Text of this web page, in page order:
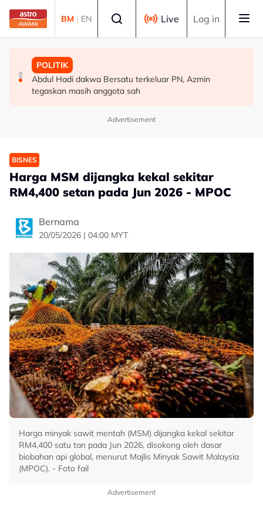
Skip to main content
BM | EN Live Log in
MALAYSIA
[TERKINI] RCI Tabung Haji: LHDN serbu tiga premis
milik bekas kepimpinan tertinggi TH
BISNES
Selangor umum RS-2, sasar nilai ekonomi RM600 bilion
menjelang 2030 - Amirudin
POLITIK
Abdul Hadi dakwa Bersatu terkeluar PN, Azmin
tegaskan masih anggota sah
Advertisement
BISNES
Harga MSM dijangka kekal sekitar
RM4,400 setan pada Jun 2026 - MPOC
Bernama
20/05/2026 | 04:00 MYT
Harga minyak sawit mentah (MSM) dijangka kekal sekitar
RM4,400 satu tan pada Jun 2026, disokong oleh dasar
biobahan api global, menurut Majlis Minyak Sawit Malaysia
(MPOC). - Foto fail
Advertisement